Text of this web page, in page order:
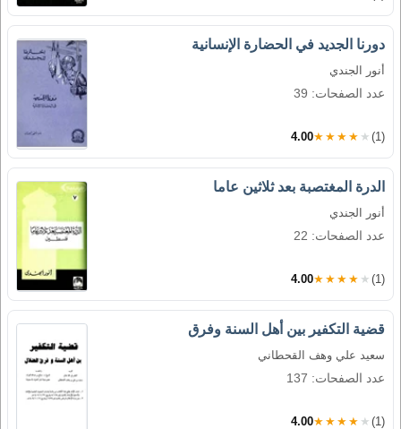
دورنا الجديد في الحضارة الإنسانية
أنور الجندي
عدد الصفحات: 39
4.00★★★★★ (1)
الدرة المغتصبة بعد ثلاثين عاما
أنور الجندي
عدد الصفحات: 22
4.00★★★★★ (1)
قضية التكفير بين أهل السنة وفرق
سعيد علي وهف القحطاني
عدد الصفحات: 137
4.00★★★★★ (1)